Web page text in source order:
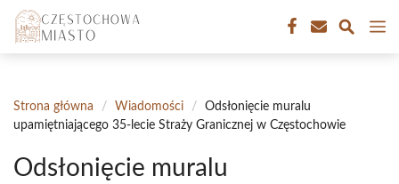
Przejdź
treści
Strona główna / Wiadomości /
Odsłonięcie muralu
upamiętniającego 35-lecie Straży Granicznej w Częstochowie
Odsłonięcie muralu